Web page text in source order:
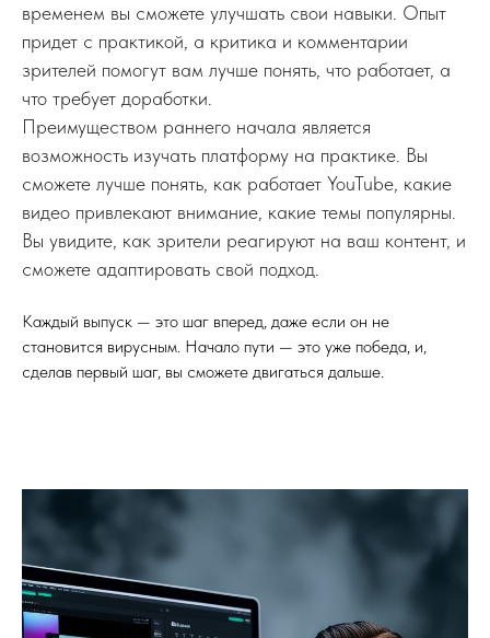
временем вы сможете улучшать свои навыки. Опыт
придет с практикой, а критика и комментарии
зрителей помогут вам лучше понять, что работает, а
что требует доработки.
Преимуществом раннего начала является
возможность изучать платформу на практике. Вы
сможете лучше понять, как работает YouTube, какие
видео привлекают внимание, какие темы популярны.
Вы увидите, как зрители реагируют на ваш контент, и
сможете адаптировать свой подход.
Каждый выпуск — это шаг вперед, даже если он не
становится вирусным. Начало пути — это уже победа, и,
сделав первый шаг, вы сможете двигаться дальше.